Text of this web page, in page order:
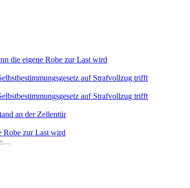
die eigene Robe zur Last wird
auf Strafvollzug trifft
auf Strafvollzug trifft
an der Zellentür
Robe zur Last wird